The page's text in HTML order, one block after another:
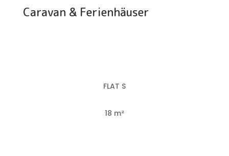
Caravan & Ferienhäuser
FLAT S
18 m²